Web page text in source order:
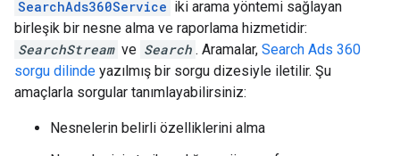
SearchAds360Service iki arama yöntemi sağlayan
birleşik bir nesne alma ve raporlama hizmetidir:
SearchStream ve Search . Aramalar, Search Ads 360
sorgu dilinde yazılmış bir sorgu dizesiyle iletilir. Şu
amaçlarla sorgular tanımlayabilirsiniz:
Nesnelerin belirli özelliklerini alma